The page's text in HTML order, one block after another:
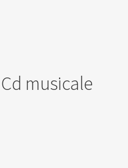
musicale